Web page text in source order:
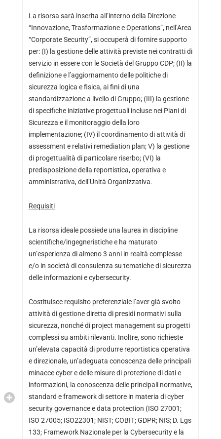
La risorsa sarà inserita all’interno della Direzione
“Innovazione, Trasformazione e Operations”, nell’Area
“Corporate Security”, si occuperà di fornire supporto
per: (I) la gestione delle attività previste nei contratti di
servizio in essere con le Società del Gruppo CDP; (II) la
definizione e l’aggiornamento delle politiche di
sicurezza logica e fisica, ai fini di una
standardizzazione a livello di Gruppo; (III) la gestione
di specifiche iniziative progettuali incluse nei Piani di
Sicurezza e il monitoraggio della loro
implementazione; (IV) il coordinamento di attività di
assessment e relativi remediation plan; V) la gestione
di progettualità di particolare riserbo; (VI) la
predisposizione della reportistica, operativa e
amministrativa, dell’Unità Organizzativa.
Requisiti
La risorsa ideale possiede una laurea in discipline
scientifiche/ingegneristiche e ha maturato
un’esperienza di almeno 3 anni in realtà complesse
e/o in società di consulenza su tematiche di sicurezza
delle informazioni e cybersecurity.
Costituisce requisito preferenziale l’aver già svolto
attività di gestione diretta di presidi normativi sulla
sicurezza, nonché di project management su progetti
complessi su ambiti rilevanti. Inoltre, sono richieste
un’elevata capacità di produrre reportistica operativa
e direzionale, un’adeguata conoscenza delle principali
minacce cyber e delle misure di protezione di dati e
informazioni, la conoscenza delle principali normative,
standard e framework di settore in materia di cyber
security governance e data protection (ISO 27001;
ISO 27005; ISO22301; NIST; COBIT; GDPR; NIS; D. Lgs
133; Framework Nazionale per la Cybersecurity e la